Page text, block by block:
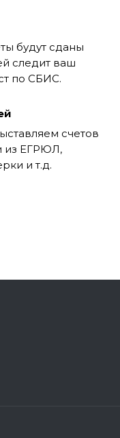
будут сданы
следит ваш
по СБИС.
счетов
из ЕГРЮЛ,
и т.д.